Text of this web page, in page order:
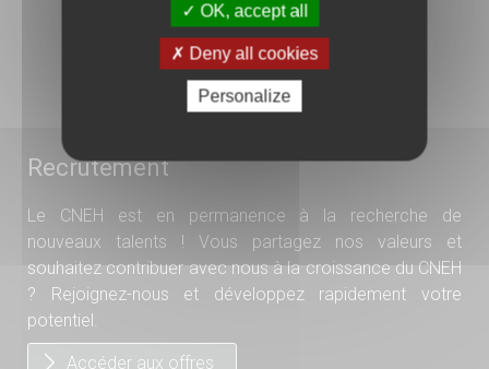
N°ODPC : 1044
Organisme de formation
N°11 92 1585 192
Recrutement
Le CNEH est en permanence à la recherche de
nouveaux talents ! Vous partagez nos valeurs et
souhaitez contribuer avec nous à la croissance du CNEH
? Rejoignez-nous et développez rapidement votre
potentiel.
Accéder aux offres
OK, accept all
Deny all cookies
Personalize